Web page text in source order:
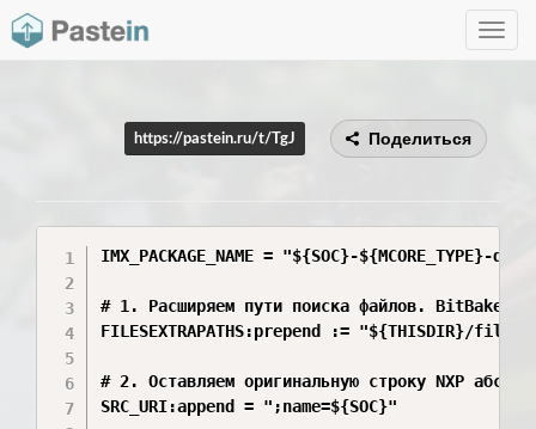
Toggle
https://pastein.ru/t/TgJ Поделиться
IMX_PACKAGE_NAME = "${SOC}-${MCORE_TYPE}-
# 1. Расширяем пути поиска файлов. BitBake
FILESEXTRAPATHS:prepend := "${THISDIR}/
# 2. Оставляем оригинальную строку NXP
SRC_URI:append = ";name=${SOC}"